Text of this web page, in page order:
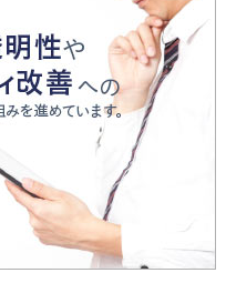
太郎の人気シリーズ最新作どち
化された直木賞受賞作もランク
セラー］
Book Bang
ら尊敬されているのか？ 「天
おられるか」がサウジ国王の第